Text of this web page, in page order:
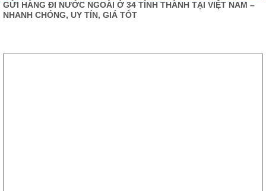
GỬI HÀNG ĐI NƯỚC NGOÀI Ở 34 TỈNH THÀNH TẠI VIỆT NAM –
NHANH CHÓNG, UY TÍN, GIÁ TỐT